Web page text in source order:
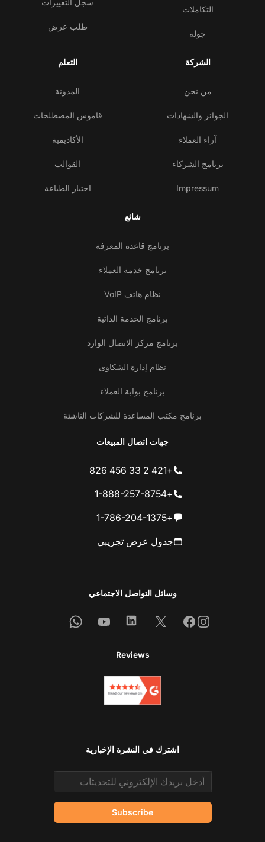
التكاملات
جولة
سجل التغييرات
طلب عرض
الشركة
من نحن
الجوائز والشهادات
آراء العملاء
برنامج الشركاء
Impressum
التعلم
المدونة
قاموس المصطلحات
الأكاديمية
القوالب
اختبار الطباعة
شائع
برنامج قاعدة المعرفة
برنامج خدمة العملاء
نظام هاتف VoIP
برنامج الخدمة الذاتية
برنامج مركز الاتصال الوارد
نظام إدارة الشكاوى
برنامج بوابة العملاء
برنامج مكتب المساعدة للشركات الناشئة
جهات اتصال المبيعات
+421 2 33 456 826
+1-888-257-8754
+1-786-204-1375
جدول عرض تجريبي
وسائل التواصل الاجتماعي
Instagram
Facebook
X
Linkedin
Youtube
Whatsapp
Reviews
اشترك في النشرة الإخبارية
Email address
Subscribe